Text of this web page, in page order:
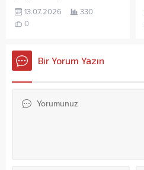
13.07.2026
330
0
Bir Yorum Yazın